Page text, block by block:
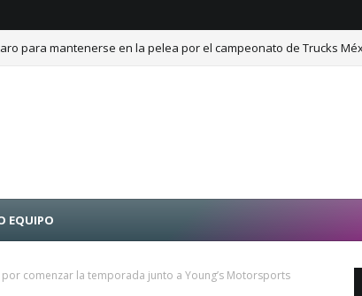
para mantenerse en la pelea por el campeonato de Trucks
EQUIPO
comenzar la temporada junto a Young’s Motorsports